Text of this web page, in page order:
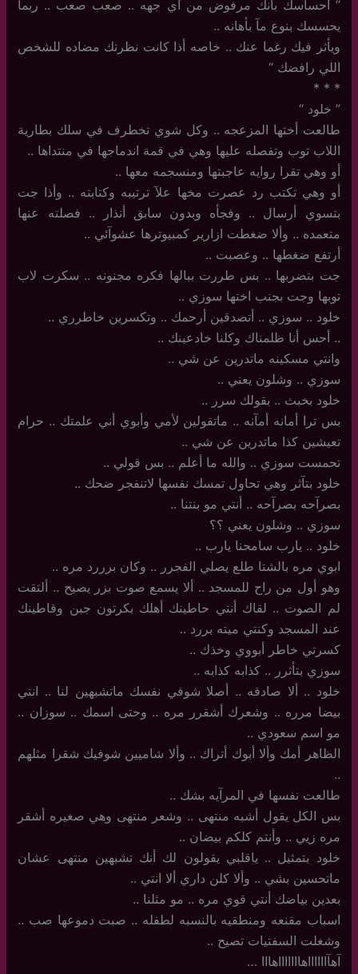
‏”‏ أحساسك بانك مرفوض من أي جهه .. صعب صعب .. ربما
يحسسك بنوع مآ بأهانه ..
ويأثر فيك رغما عنك .. خاصه أذا كانت نظرتك مضاده للشخص
اللي رافضك “
‏*‏ * *
‏”‏ خلود “
طالعت أختها المزعجه .. وكل شوي تخطرف في سلك بطارية
اللاب توب وتفصله عليها وهي في قمة اندماجها في منتداها ..
أو وهي تقرا روايه عاجبتها ومنسجمه معها ..
أو وهي تكتب رد عصرت مخها علآ ترتيبه وكتابته .. وأذا جت
بتسوي أرسال .. وفجأه وبدون سابق أنذار .. فصلته عنها
متعمده .. وألا ضغطت ازارير كمبيوترها عشوآئي ..
أرتفع ضغطها .. وعصبت ..
جت بتضربها .. بس طررت ببالها فكره مجنونه .. سكرت لاب
توبها وجت بجنب اختها سوزي ..
خلود .. سوزي .. أتصدقين أرحمك .. وتكسرين خاطرري ..
..‏ أحس أنا ظلمناك وكلنا خادعينك ..
وانتي مسكينه ماتدرين عن شي ..
سوزي .. وشلون يعني ..
خلود بخبث .. بقولك سرر ..
بس ترا أمانه أمآنه .. ماتقولين لأمي وأبوي أني علمتك .. حرام
تعيشين كذا ماتدرين عن شي ..
تحمست سوزي .. والله ما أعلم .. بس قولي ..
خلود بتآثر وهي تحاول تمسك نفسها لاتنفجر ضحك ..
بصرآحه بصرآحه .. أنتي مو بنتنا ..
سوزي .. وشلون يعني ؟؟
خلود ‏.. يارب سامحنا يارب ..
ابوي مره بالشتا طلع يصلي الفجرر .. وكان برررد مره ..
وهو أول من راح للمسجد .. ألا يسمع صوت بزر يصيح .. ألتقت
لم الصوت .. لقاك أنتي حاطينك أهلك بكرتون جبن وقاطينك
عند المسجد وكنتي ميته بررد ..
كسرتي خاطر أبووي وخذك ..
سوزي بتأثرر .. كذابه كذابه ..
خلود .. ألا صادقه .. أصلا شوفي نفسك ماتشبهين لنا .. انتي
بيضا مرره .. وشعرك أشقرر مره .. وحتى اسمك .. سوزان ..
مو اسم سعودي ..
الظاهر أمك وألا أبوك أتراك .. وألا شاميين شوفيك شقرا مثلهم
..
طالعت نفسها في المرآيه بشك ..
بس الكل يقول أشبه منتهى .. وشعر منتهى وهي صغيره أشقر
مره زيي .. وأنتم كلكم بيضان ..
خلود بتمثيل .. ياقلبي يقولون لك أنك تشبهين منتهى عشان
ماتحسين بشي .. وألا كلن داري ألا انتي ..
بعدين بياضك أنتي قوي مره .. مو مثلنا ..
اسباب مقنعه ومنطقيه بالنسبه لطفله .. صبت دموعها صب ..
وشغلت السفتيات تصيح ..
آهآااااااهاااااااهااا …